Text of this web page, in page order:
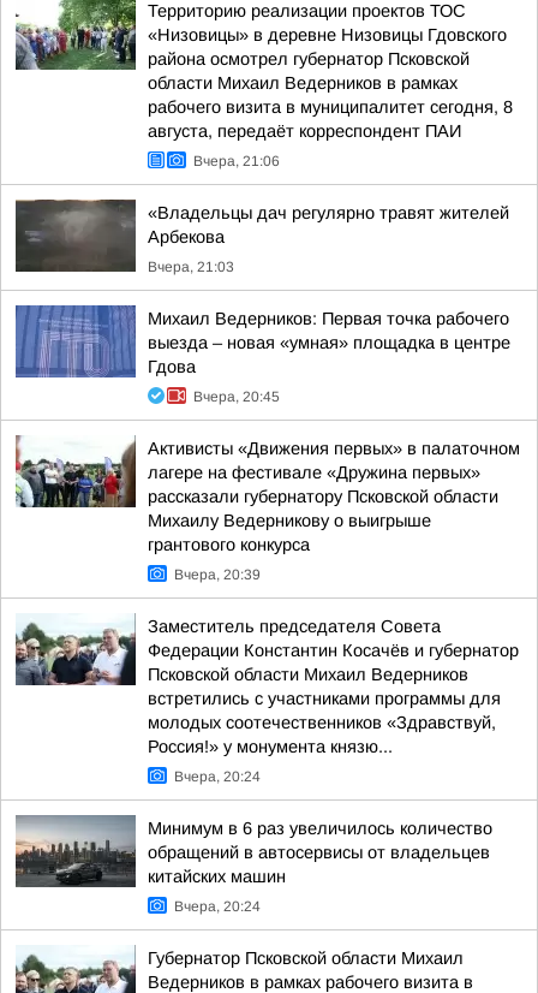
Территорию реализации проектов ТОС
«Низовицы» в деревне Низовицы Гдовского
района осмотрел губернатор Псковской
области Михаил Ведерников в рамках
рабочего визита в муниципалитет сегодня, 8
августа, передаёт корреспондент ПАИ
Вчера, 21:06
«Владельцы дач регулярно травят жителей
Арбекова
Вчера, 21:03
Михаил Ведерников: Первая точка рабочего
выезда – новая «умная» площадка в центре
Гдова
Вчера, 20:45
Активисты «Движения первых» в палаточном
лагере на фестивале «Дружина первых»
рассказали губернатору Псковской области
Михаилу Ведерникову о выигрыше
грантового конкурса
Вчера, 20:39
Заместитель председателя Совета
Федерации Константин Косачёв и губернатор
Псковской области Михаил Ведерников
встретились с участниками программы для
молодых соотечественников «Здравствуй,
Россия!» у монумента князю...
Вчера, 20:24
Минимум в 6 раз увеличилось количество
обращений в автосервисы от владельцев
китайских машин
Вчера, 20:24
Губернатор Псковской области Михаил
Ведерников в рамках рабочего визита в